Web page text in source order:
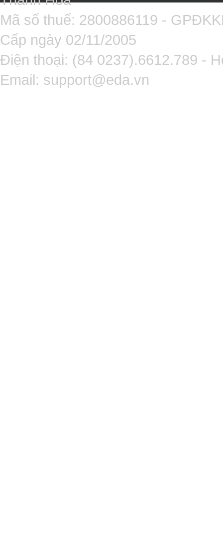
Mã số thuế: 2800886119 -
Cấp ngày 02/11/2005
Điện thoại: (84 0237).6612.789 -
Email: support@eda.vn